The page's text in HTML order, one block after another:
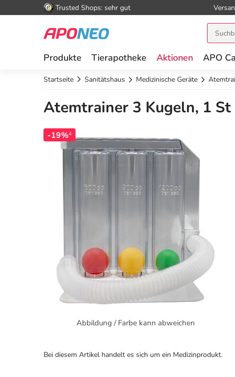
Trusted Shops: sehr gut
Produkte Tierapotheke Aktionen APO
Startseite Sanitätshaus Medizinische Geräte
Atemtrainer 3 Kugeln, 1 St
-19%4
Abbildung / Farbe kann abweichen
Bei diesem Artikel handelt es sich um ein Medizinprodukt.